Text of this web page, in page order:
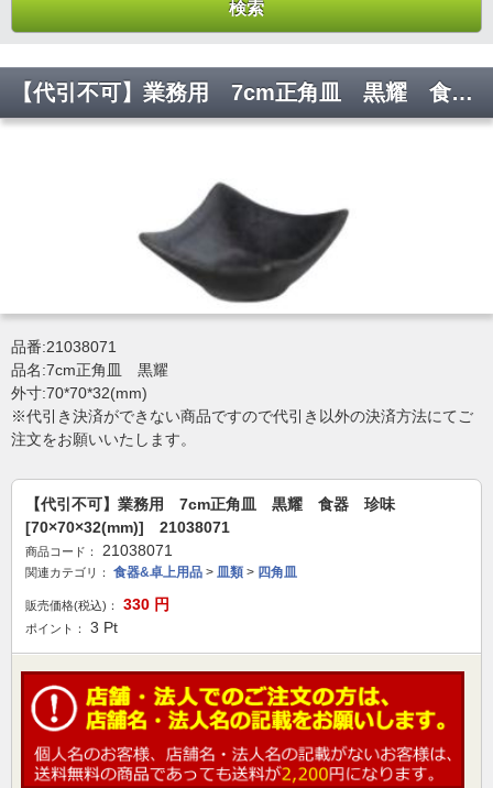
【代引不可】業務用 7cm正角皿 黒耀 食器 珍味 [70×70×32(mm)] 21038071
品番:21038071
品名:7cm正角皿 黒耀
外寸:70*70*32(mm)
※代引き決済ができない商品ですので代引き以外の決済方法にてご
注文をお願いいたします。
【代引不可】業務用 7cm正角皿 黒耀 食器 珍味
[70×70×32(mm)] 21038071
商品コード： 21038071
関連カテゴリ： 食器&卓上用品 > 皿類 > 四角皿
販売価格(税込)： 330 円
ポイント： 3 Pt